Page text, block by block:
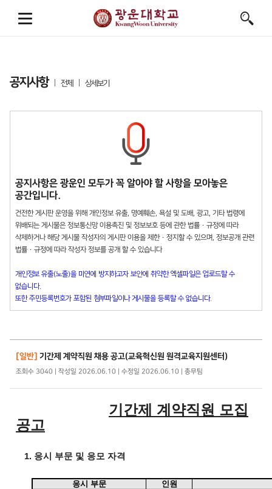
공지사항 전체 상세보기
공지사항은 광운인 모두가 꼭 알아야 할 사항을 모아놓은
공간입니다.
건전한 게시판 운영을 위해 개인정보 유출, 명예훼손, 욕설 및 도배, 광고, 기타 법령에
위배되는 게시물은 정보통신망 이용촉진 및 정보보호 등에 관한 법률 · 규정에 따라
삭제하거나 해당 게시물 작성자의 게시판 이용을 제한 · 정지할 수 있으며, 정보공개 관련
법률 · 규정에 따라 작성자 정보를 공개 할 수 있습니다
개인정보 유출(노출)을 미연에 방지하고자 보안에 취약한 엑셀파일은 업로드할 수
없습니다.
또한 주민등록번호가 포함된 첨부파일이나 게시물을 등록할 수 없습니다.
[일반]기간제 계약직원 채용 공고(교육혁신원 원격교육지원센터)
조회수 3040 | 작성일 2026.06.10 | 수정일 2026.06.10 | 총무팀
기간제 계약직원 모집
공고
1. 응시 부문 및 응모 자격
응시 부문 인원